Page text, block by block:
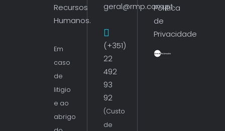
Recursos
Humanos.
Em
caso
de
litigio
e ao
abrigo
geral@rmp.com.pt
(+351)
22
492
93
92
(Custo
de
Política
de
Privacidade